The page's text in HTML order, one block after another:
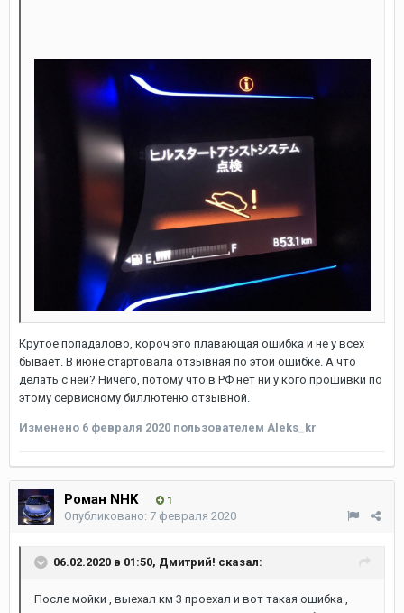
Крутое попадалово, короч это плавающая ошибка и не у всех
бывает. В июне стартовала отзывная по этой ошибке. А что
делать с ней? Ничего, потому что в РФ нет ни у кого прошивки по
этому сервисному биллютеню отзывной.
Изменено 6 февраля 2020 пользователем Aleks_kr
Роман NHK 1
Опубликовано: 7 февраля 2020
06.02.2020 в 01:50, Дмитрий! сказал:
После мойки , выехал км 3 проехал и вот такая ошибка ,